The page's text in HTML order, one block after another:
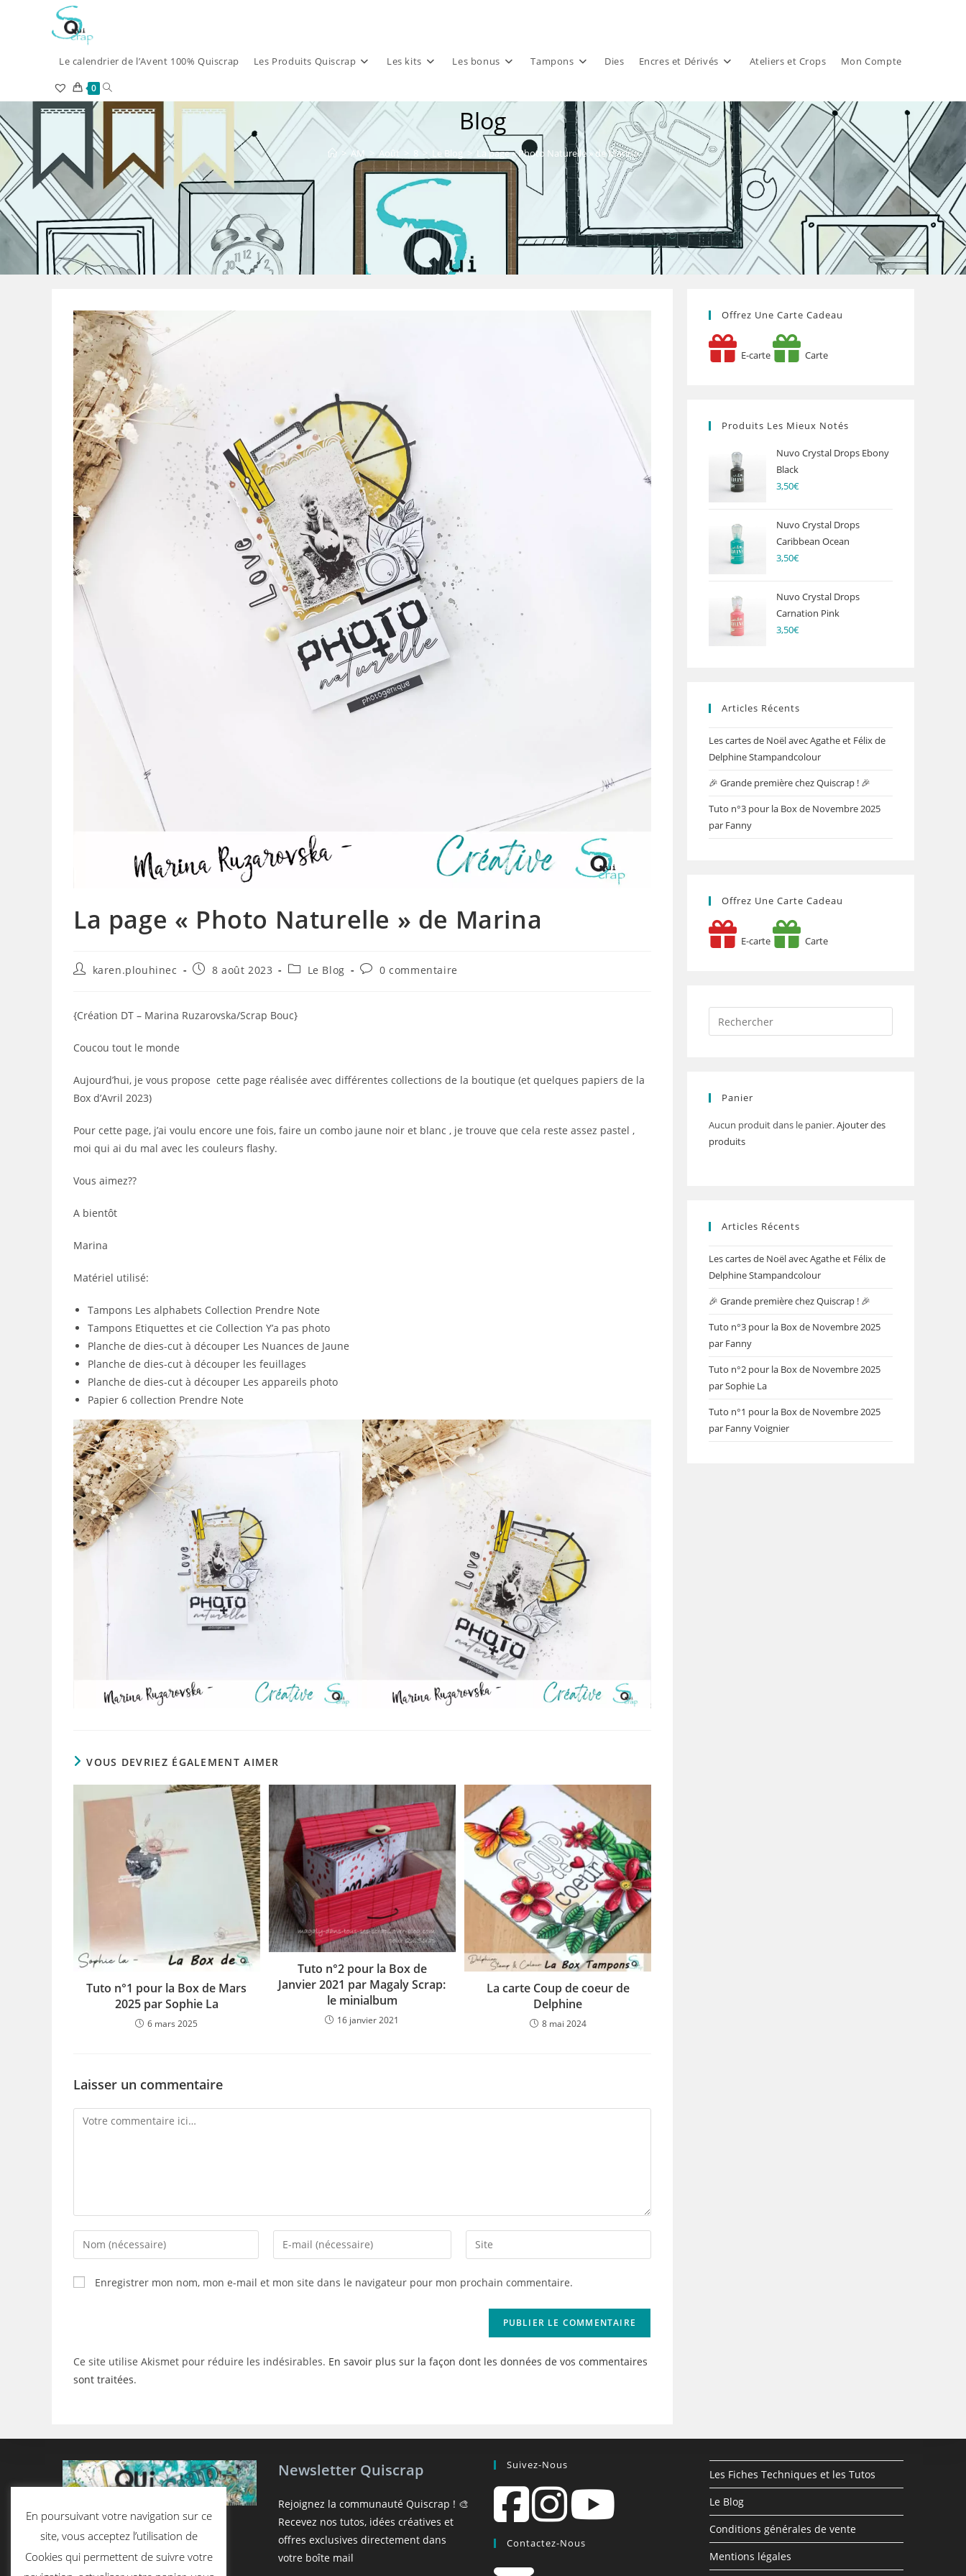
Le calendrier de l’Avent 100% Quiscrap Les Produits Quiscrap Les kits Les bonus Tampons Dies Encres et Dérivés Ateliers et Crops Mon Compte
0 Toggle
website
search
Blog
> AM Août 8 > Le Blog > La page « Photo Naturelle » de Marina
La page « Photo Naturelle » de Marina
Auteur/autrice
publication :
karen.plouhinec
Publication
8 août 2023
PostLe Blog
Commentaires
0 commentaire
{Création DT – Marina Ruzarovska/Scrap Bouc}
Coucou tout le monde
Aujourd’hui, je vous propose cette page réalisée avec différentes collections de la boutique (et quelques papiers de la
Box d’Avril 2023)
Pour cette page, j’ai voulu encore une fois, faire un combo jaune noir et blanc , je trouve que cela reste assez pastel ,
moi qui ai du mal avec les couleurs flashy.
Vous aimez??
A bientôt
Marina
Matériel utilisé:
Tampons Les alphabets Collection Prendre Note
Tampons Etiquettes et cie Collection Y’a pas photo
Planche de dies-cut à découper Les Nuances de Jaune
Planche de dies-cut à découper les feuillages
Planche de dies-cut à découper Les appareils photo
Papier 6 collection Prendre Note
VOUS DEVRIEZ ÉGALEMENT AIMER
Tuto n°1 pour la Box de Mars
2025 par Sophie La
6 mars 2025
Tuto n°2 pour la Box de
Janvier 2021 par Magaly Scrap:
le minialbum
16 janvier 2021
La carte Coup de coeur de
Delphine
8 mai 2024
Laisser un commentaire
Comment
Enter
your
name
or
Enter
your
Saisir
l’URL
(facultatif)
Enregistrer mon nom, mon e-mail et mon site dans le navigateur pour mon prochain commentaire.
Ce site utilise Akismet pour réduire les indésirables. En savoir plus sur la façon dont les données de vos commentaires
sont traitées.
Offrez Une Carte Cadeau
E-carte Carte
Produits Les Mieux Notés
Nuvo Crystal Drops Ebony
Black
3,50€
Nuvo Crystal Drops
Caribbean Ocean
3,50€
Nuvo Crystal Drops
Carnation Pink
3,50€
Articles Récents
Les cartes de Noël avec Agathe et Félix de
Delphine Stampandcolour
🎉 Grande première chez Quiscrap ! 🎉
Tuto n°3 pour la Box de Novembre 2025
par Fanny
Offrez Une Carte Cadeau
E-carte Carte
Panier
Aucun produit dans le panier.Ajouter des
produits
Articles Récents
Les cartes de Noël avec Agathe et Félix de
Delphine Stampandcolour
🎉 Grande première chez Quiscrap ! 🎉
Tuto n°3 pour la Box de Novembre 2025
par Fanny
Tuto n°2 pour la Box de Novembre 2025
par Sophie La
Tuto n°1 pour la Box de Novembre 2025
par Fanny Voignier
Newsletter Quiscrap
Rejoignez la communauté Quiscrap ! 🎨
Recevez nos tutos, idées créatives et
offres exclusives directement dans
votre boîte mail
Suivez-Nous
Contactez-Nous
Les Fiches Techniques et les Tutos
Le Blog
Conditions générales de vente
Mentions légales
En poursuivant votre navigation sur ce
site, vous acceptez l’utilisation de
Cookies qui permettent de suivre votre